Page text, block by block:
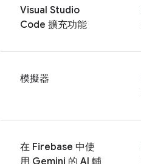
Visual Studio
Code 擴充功能
模擬器
在 Firebase 中使
用 Gemini 的 AI 輔